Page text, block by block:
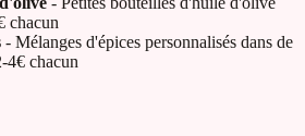
chacun
- Mélanges d'épices personnalisés dans de
4€ chacun